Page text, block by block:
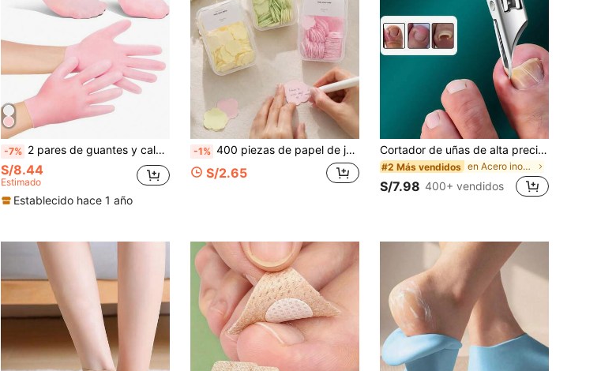
-7% 2 pares de guantes y calcetines de silicona hidratantes, calcetines de spa antideslizantes y suaves con gel, para suavizar los pies con piel seca y agrietada, calcetines de spa para pedicura de mujer para el cuidado de los pies después de la pedicura (rosa)
S/8.44
Estimado
Establecido hace 1 año
-1% 400 piezas de papel de jabón desechable mini para viajes, papel de jabón portátil para manos, adecuado para viajes al aire libre, papel de jabón portátil, papel de jabón, hojas de jabón para eliminar manchas, adecuado para estudiantes, papel de jabón portátil para viajes, papel de jabón de limpieza multifuncional, hojas de jabón esenciales para viajes, suministros de viaje, vacaciones de verano, regalos de vuelta a la escuela (aprox. 100 piezas por caja), temporada de vuelta a la escuela, regalo para mujeres, regalo para hombres, regalo para la madre, regalo para la abuela, dormitorio, bolígrafo de aromaterapia herbal, fragancia para mujeres, fragancia para el hogar, decoración de dormitorio, decoración de habitación, accesorios para el coche, fragancia interior
S/2.65
Cortador de uñas de alta precisión adecuado para uñas gruesas y encarnadas, hecho de acero inoxidable de calidad con mango suave y hoja ultra afilada con ángulo de 25 grados. Este cortador de uñas gruesas diseñado para personas mayores tiene función a prueba de salpicaduras, para personas mayores
#2 Más vendidos en Acero inoxidable Herramientas para el cuidado d
S/7.98 400+ vendidos